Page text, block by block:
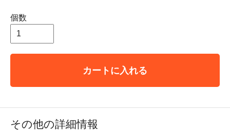
個数
カートに入れる
その他の詳細情報